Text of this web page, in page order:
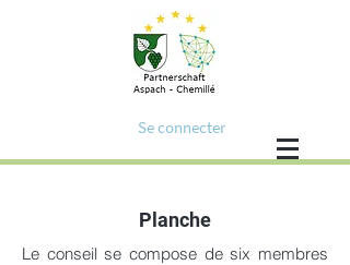
Se connecter
Planche
Le conseil se compose de six membres